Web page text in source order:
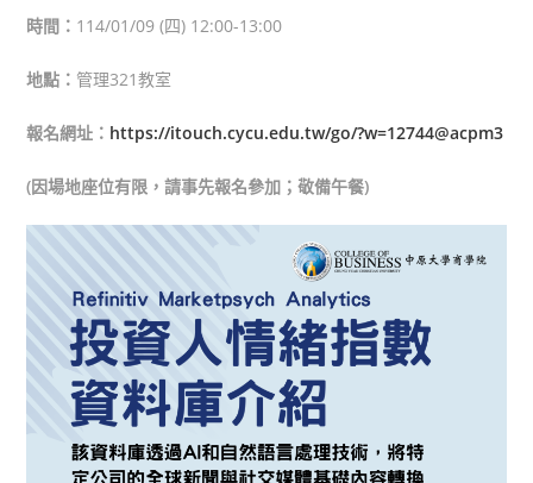
時間： 114/01/09 (四) 12:00-13:00
地點： 管理321教室
報名網址： https://itouch.cycu.edu.tw/go/?w=12744@acpm3
(因場地座位有限，請事先報名參加；敬備午餐)